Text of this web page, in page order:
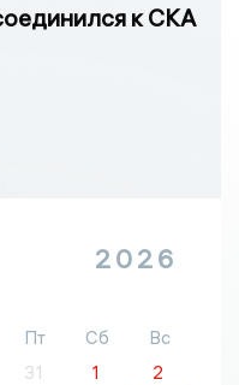
к СКА
2026
Пт Сб
Вс
31 1
2